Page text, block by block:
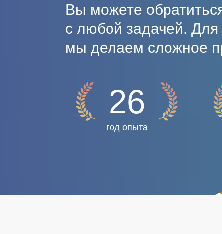
Вы можете
с любой задачей. Для
мы делаем сложное
26
год опыта